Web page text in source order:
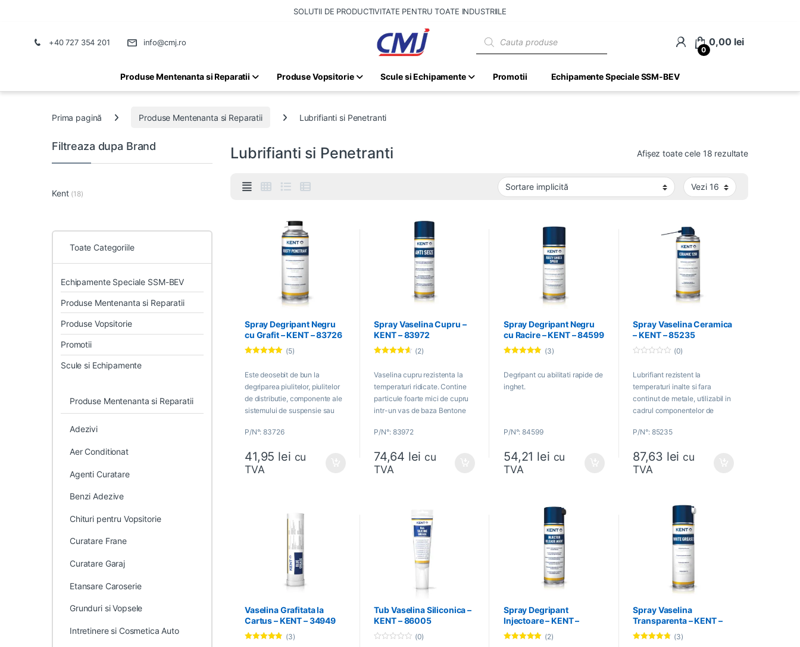
SOLUTII DE PRODUCTIVITATE PENTRU TOATE INDUSTRIILE
+40 727 354 201 info@cmj.ro
0
0,00 lei
Produse Mentenanta si Reparatii Produse Vopsitorie Scule si Echipamente Promotii Echipamente Speciale SSM-BEV
Prima pagină Produse Mentenanta si Reparatii Lubrifianti si Penetranti
Lubrifianti si Penetranti Afișez toate cele 18 rezultate
Spray Degripant Negru
cu Grafit – KENT – 83726
(5)
Este deosebit de bun la
degriparea piulitelor, piulitelor
de distributie, componente ale
sistemului de suspensie sau
exista umiditate.
P/N°: 83726
41,95 lei cu
TVA
Spray Vaselina Cupru –
KENT – 83972
(2)
Vaselina cupru rezistenta la
temperaturi ridicate. Contine
particule foarte mici de cupru
intr-un vas de baza Bentone
cu inhibitori anticorozanti si
P/N°: 83972
74,64 lei cu
TVA
Spray Degripant Negru
cu Racire – KENT – 84599
(3)
Degripant cu abilitati rapide de
inghet.
P/N°: 84599
54,21 lei cu
TVA
Spray Vaselina Ceramica
– KENT – 85235
u
o
f
5
(0)
Lubrifiant rezistent la
temperaturi inalte si fara
continut de metale, utilizabil in
cadrul componentelor de
specializate.
P/N°: 85235
87,63 lei cu
TVA
Vaselina Grafitata la
Cartus – KENT – 34949
(3)
Tub Vaselina Siliconica –
KENT – 86005
(0)
Spray Degripant
Injectoare – KENT –
86313
(2)
Spray Vaselina
Transparenta – KENT –
86727
(3)
Filtreaza dupa Brand
Kent (18)
Toate Categoriile
Echipamente Speciale SSM-BEV
Produse Mentenanta si Reparatii
Produse Vopsitorie
Promotii
Scule si Echipamente
Produse Mentenanta si Reparatii
Adezivi
Aer Conditionat
Agenti Curatare
Benzi Adezive
Chituri pentru Vopsitorie
Curatare Frane
Curatare Garaj
Etansare Caroserie
Grunduri si Vopsele
Intretinere si Cosmetica Auto